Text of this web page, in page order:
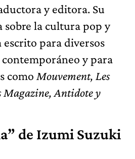
y editora. Su
sobre la cultura pop y
escrito para diversos
y para
como Mouvement, Les
Maga­zine, Antidote y
de Izumi Suzuki